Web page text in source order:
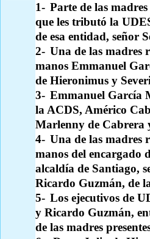
1- Parte de las
que les tributó la
de esa entidad, señor
2- Una de las madres
manos Emmanuel
de Hieronimus y
3- Emmanuel García
la ACDS, Américo
Marlenny de Cabrera
4- Una de las madres
manos del encargado
alcaldía de Santiago,
Ricardo Guzmán, de
5- Los ejecutivos de
y Ricardo Guzmán,
de las madres